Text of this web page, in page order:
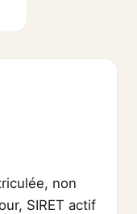
non
SIRET actif